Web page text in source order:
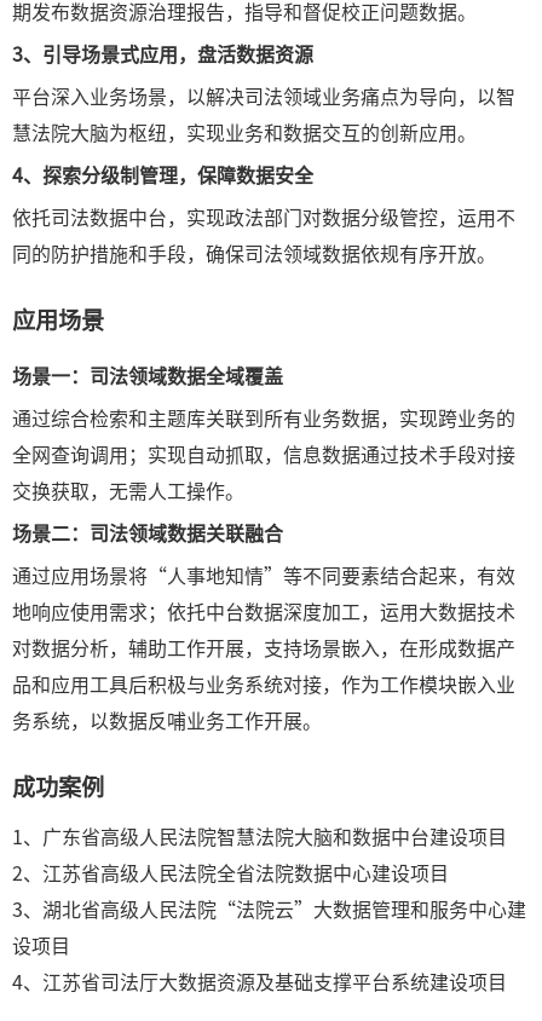
期发布数据资源治理报告，指导和督促校正问题数据。
3、 引导场景式应用，盘活数据资源
平台深入业务场景，以解决司法领域业务痛点为导向，以智
慧法院大脑为枢纽，实现业务和数据交互的创新应用。
4、 探索分级制管理，保障数据安全
依托司法数据中台，实现政法部门对数据分级管控，运用不
同的防护措施和手段，确保司法领域数据依规有序开放。
应用场景
场景一：司法领域数据全域覆盖
通过综合检索和主题库关联到所有业务数据，实现跨业务的
全网查询调用；实现自动抓取，信息数据通过技术手段对接
交换获取，无需人工操作。
场景二：司法领域数据关联融合
通过应用场景将“人事地知情”等不同要素结合起来，有效
地响应使用需求；依托中台数据深度加工，运用大数据技术
对数据分析，辅助工作开展，支持场景嵌入，在形成数据产
品和应用工具后积极与业务系统对接，作为工作模块嵌入业
务系统，以数据反哺业务工作开展。
成功案例
1、广东省高级人民法院智慧法院大脑和数据中台建设项目
2、江苏省高级人民法院全省法院数据中心建设项目
3、湖北省高级人民法院“法院云”大数据管理和服务中心建
设项目
4、江苏省司法厅大数据资源及基础支撑平台系统建设项目